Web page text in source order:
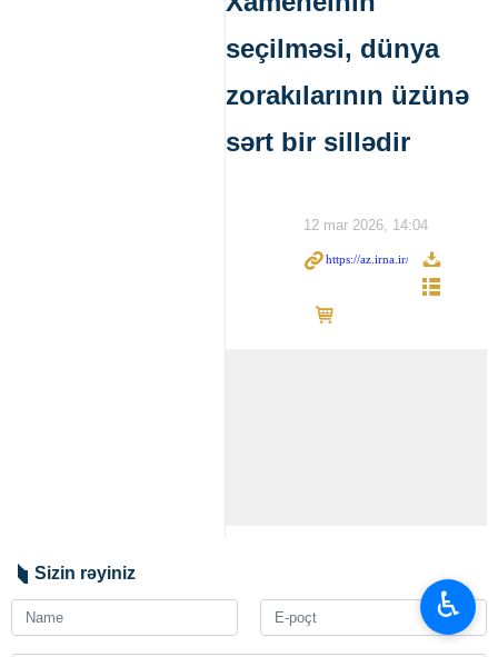
seçilməsi, dünya
zorakılarının üzünə
sərt bir sillədir
12 mar 2026, 14:04
Sizin rəyiniz
♿︎